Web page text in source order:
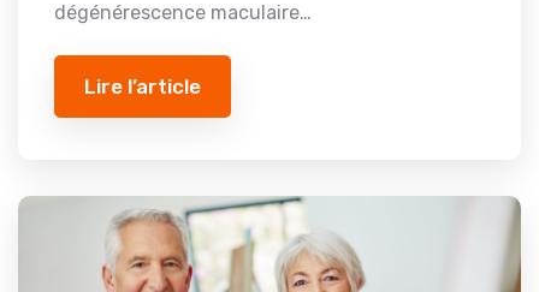
dégénérescence maculaire…
Lire l’article